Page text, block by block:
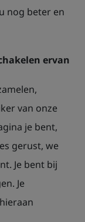
nog beter en
ervan
van onze
je bent,
gerust, we
Je bent bij
Je